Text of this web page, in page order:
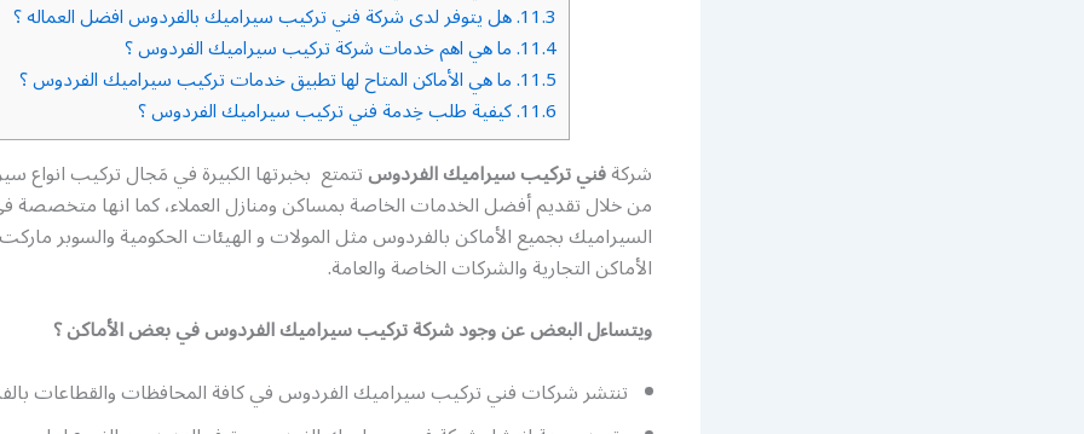
11.3. هل يتوفر لدى شركة فني تركيب سيراميك بالفردوس افضل العماله ؟
11.4. ما هي اهم خدمات شركة تركيب سيراميك الفردوس ؟
11.5. ما هي الأماكن المتاح لها تطبيق خدمات تركيب سيراميك الفردوس ؟
11.6. كيفية طلب خِدمة فني تركيب سيراميك الفردوس ؟
شركةفني تركيب سيراميك الفردوستتمتع بخبرتها الكبيرة في مَجال تركيب انواع
من خلال تقديم أفضل الخدمات الخاصة بمساكن ومنازل العملاء، كما انها متخصصة
السيراميك بجميع الأماكن بالفردوس مثل المولات و الهيئات الحكومية والسوبر
الأماكن التجارية والشركات الخاصة والعامة.
ويتساءل البعض عن وجود شركة تركيب سيراميك الفردوس في بعض الأماكن ؟
تنتشر شركات فني تركيب سيراميك الفردوس في كافة المحافظات والقطاعات